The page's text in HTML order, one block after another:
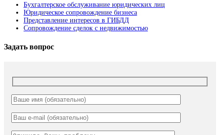
Бухгалтерское обслуживание юридических лиц
Юридическое сопровождение бизнеса
Представление интересов в ГИБДД
Сопровождение сделок с недвижимостью
Задать вопрос